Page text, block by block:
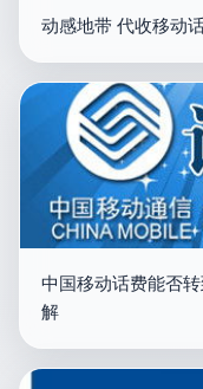
动感地带 代收移动
中国移动话费能否
解